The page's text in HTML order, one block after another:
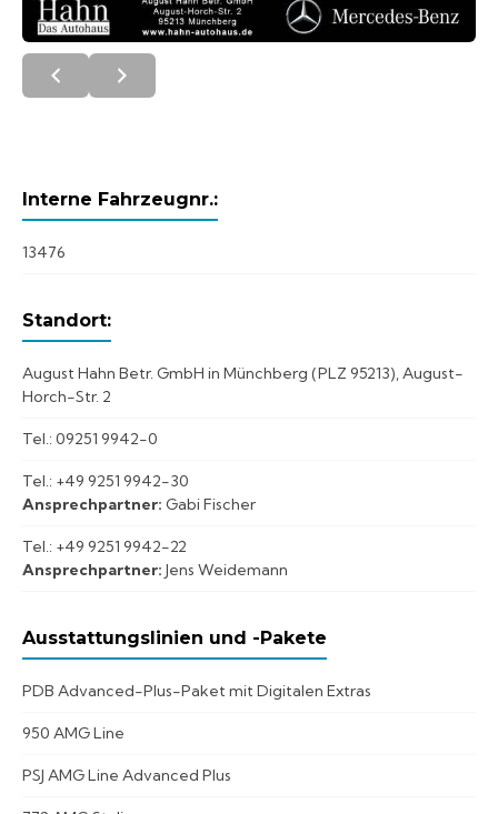
Interne Fahrzeugnr.:
13476
Standort:
August Hahn Betr. GmbH in Münchberg (PLZ 95213), August-
Horch-Str. 2
Tel.: 09251 9942-0
Tel.: +49 9251 9942-30
Ansprechpartner: Gabi Fischer
Tel.: +49 9251 9942-22
Ansprechpartner: Jens Weidemann
Ausstattungslinien und -Pakete
PDB Advanced-Plus-Paket mit Digitalen Extras
950 AMG Line
PSJ AMG Line Advanced Plus